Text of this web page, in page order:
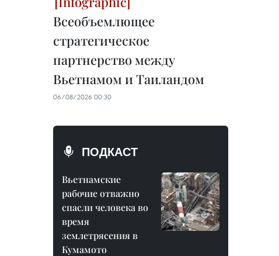
Всеобъемлющее
стратегическое
партнерство между
Вьетнамом и Таиландом
06/08/2026 00:30
ПОДКАСТ
Вьетнамские
рабочие отважно
спасли человека во
время
землетрясения в
Кумамото